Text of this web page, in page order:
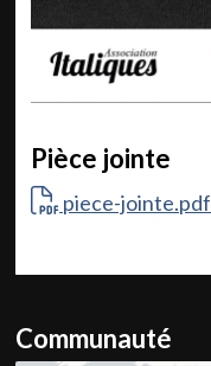
Pièce jointe
piece-jointe.pdf
Communauté